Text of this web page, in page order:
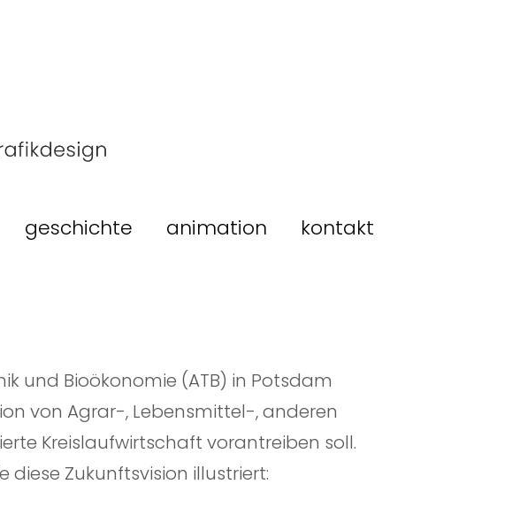
geschichte animation kontakt
und Bioökonomie (ATB) in Potsdam
von Agrar-, Lebensmittel-, anderen
Kreislaufwirtschaft vorantreiben soll.
diese Zukunftsvision illustriert: